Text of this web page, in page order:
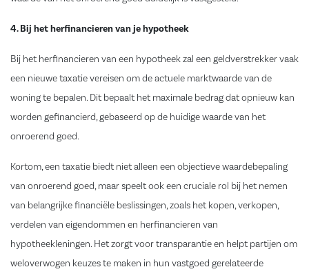
4. Bij het herfinancieren van je hypotheek
Bij het herfinancieren van een hypotheek zal een geldverstrekker vaak
een nieuwe taxatie vereisen om de actuele marktwaarde van de
woning te bepalen. Dit bepaalt het maximale bedrag dat opnieuw kan
worden gefinancierd, gebaseerd op de huidige waarde van het
onroerend goed.
Kortom, een taxatie biedt niet alleen een objectieve waardebepaling
van onroerend goed, maar speelt ook een cruciale rol bij het nemen
van belangrijke financiële beslissingen, zoals het kopen, verkopen,
verdelen van eigendommen en herfinancieren van
hypotheekleningen. Het zorgt voor transparantie en helpt partijen om
weloverwogen keuzes te maken in hun vastgoed gerelateerde